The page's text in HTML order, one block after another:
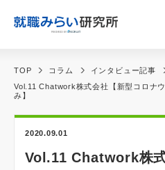
TOP コラム
インタビュー記事
Vol.11 Chatwork株式会社【新型コロナ
み】
2020.09.01
Vol.11 Chatwork株